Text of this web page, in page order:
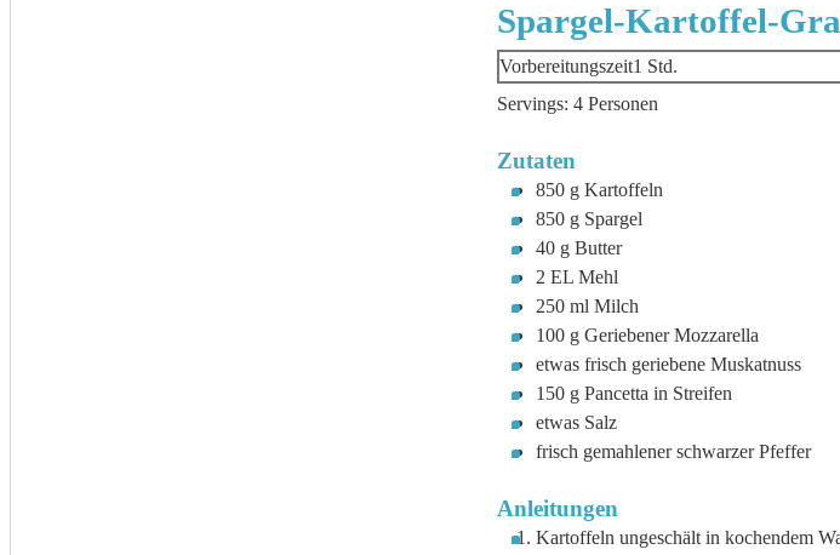
Spargel-Kartoffel-
Vorbereitungszeit1 Stunde
Std.
Servings: 4 Personen
Zutaten
850 g Kartoffeln
850 g Spargel
40 g Butter
2 EL Mehl
250 ml Milch
100 g Geriebener Mozzarella
etwas frisch geriebene Muskatnuss
150 g Pancetta in Streifen
etwas Salz
frisch gemahlener schwarzer Pfeffer
Anleitungen
Kartoffeln ungeschält in kochendem